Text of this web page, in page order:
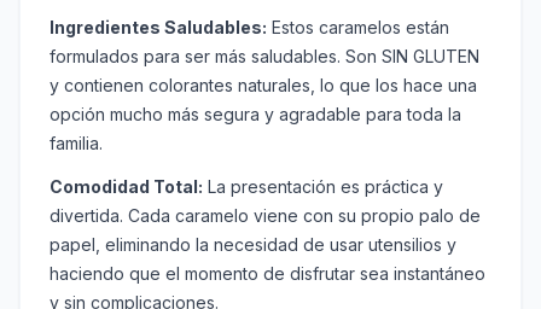
Ingredientes Saludables: Estos caramelos están
formulados para ser más saludables. Son SIN GLUTEN
y contienen colorantes naturales, lo que los hace una
opción mucho más segura y agradable para toda la
familia.
Comodidad Total: La presentación es práctica y
divertida. Cada caramelo viene con su propio palo de
papel, eliminando la necesidad de usar utensilios y
haciendo que el momento de disfrutar sea instantáneo
y sin complicaciones.